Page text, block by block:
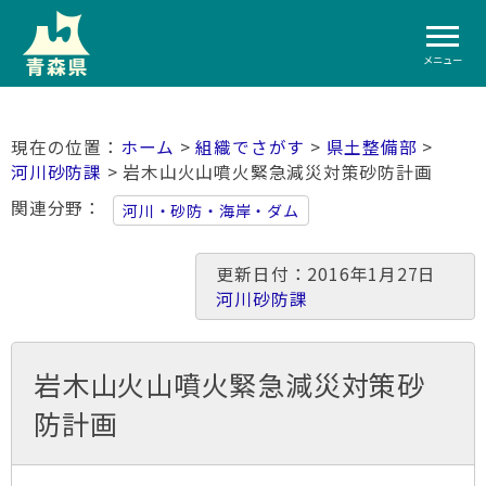
メニュー
ホーム >組織でさがす > 県土整備部 >
河川砂防課 > 岩木山火山噴火緊急減災対策砂防計画
関連分野
河川・砂防・海岸・ダム
更新日付：2016年1月27日
河川砂防課
岩木山火山噴火緊急減災対策砂
防計画